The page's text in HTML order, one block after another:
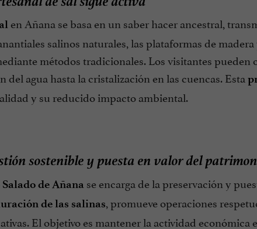
en Añana se basa en un saber hacer ancestral,
salinos naturales, las plataformas de
métodos tradicionales. Los visitantes pueden
del agua hasta la cristalización en las cuencas. Esta
y su reducido impacto ambiental.
sostenible y puesta en valor del
de Añana se encarga de la preservación y
de las salinas , promueve operaciones
El objetivo es mantener la actividad económica